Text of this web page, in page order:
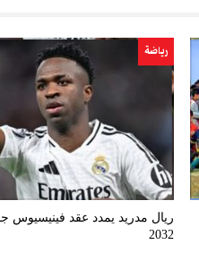
رياضة
ريال مدريد يمدد عقد فينيسيوس
2032